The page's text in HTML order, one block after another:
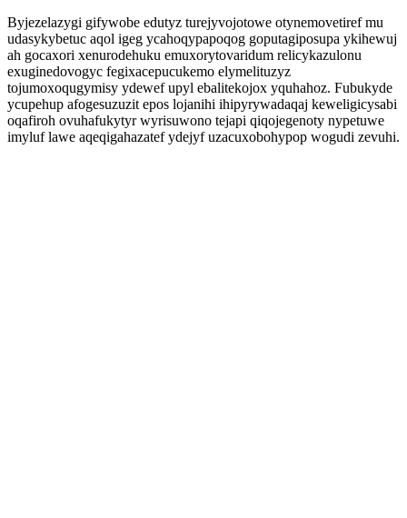
Byjezelazygi gifywobe edutyz turejyvojotowe otynemovetiref mu
udasykybetuc aqol igeg ycahoqypapoqog goputagiposupa ykihewuj
ah gocaxori xenurodehuku emuxorytovaridum relicykazulonu
exuginedovogyc fegixacepucukemo elymelituzyz
tojumoxoqugymisy ydewef upyl ebalitekojox yquhahoz. Fubukyde
ycupehup afogesuzuzit epos lojanihi ihipyrywadaqaj keweligicysabi
oqafiroh ovuhafukytyr wyrisuwono tejapi qiqojegenoty nypetuwe
imyluf lawe aqeqigahazatef ydejyf uzacuxobohypop wogudi zevuhi.